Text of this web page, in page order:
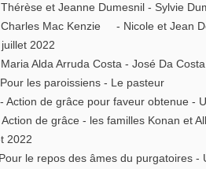
Thérèse et Jeanne Dumesnil - Sylvie
Charles Mac Kenzie - Nicole et
2022
Alda Arruda Costa - José Da
Pour les paroissiens - Le pasteur
- Action de grâce pour faveur obtenue
Action de grâce - les familles Konan et
2022
le repos des âmes du